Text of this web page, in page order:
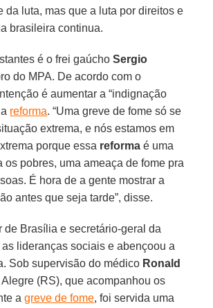
da luta, mas que a luta por direitos e
brasileira continua.
é o frei gaúchoSergio
do MPA. De acordo com o
é aumentar a “indignação
reforma. “Uma greve de fome só se
extrema, e nós estamos em
porque essa reforma é uma
os pobres, uma ameaça de fome pra
É hora de a gente mostrar a
antes que seja tarde”, disse.
de Brasília e secretário-geral da
lideranças sociais e abençoou a
Sob supervisão do médico Ronald
Alegre (RS), que acompanhou os
agreve de fome, foi servida uma